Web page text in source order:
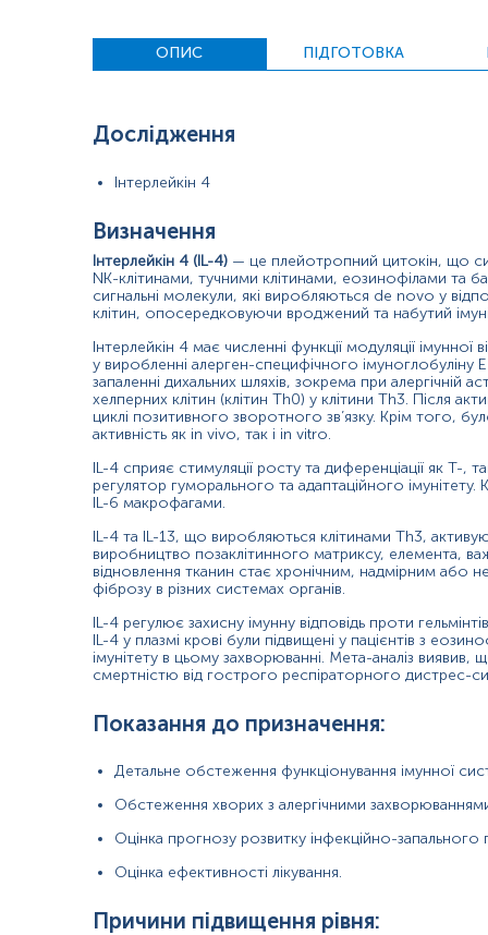
Детальне обстеження функціонування імунної
Оцінка прогнозу розвитку інфекційно-запального
алергічні реакції (бронхіальна астма, атопічний
склеродермія;
хронічний гепатит.
Причини зниження рівня:
злоякісні пухлини;
вірусні та протозойні інфекції.
сироватка крові
Одиниці вимірювання, референтні значення та діапазон
Вранці натщесерце або через 12 годин після
Виключити фізичне та емоційне навантаження
Дітям віком до 1 року не приймати їжу
Дітям віком від 1 до 5 років не приймати їжу
ОПИС ПІДГОТОВКА
Дослідження
Інтерлейкін 4
Визначення
Інтерлейкін 4 (IL-4) — це плейотропний цитокін, що
NK-клітинами, тучними клітинами, еозинофілами та
сигнальні молекули, які виробляються de novo у
клітин, опосередковуючи вроджений та набутий
Інтерлейкін 4 має численні функції модуляції імунної
у виробленні алерген-специфічного імуноглобуліну
запаленні дихальних шляхів, зокрема при алергічній
хелперних клітин (клітин Th0) у клітини Th3. Після
циклі позитивного зворотного зв’язку. Крім того,
активність як in vivo, так і in vitro.
IL-4 сприяє стимуляції росту та диференціації як Т-,
регулятор гуморального та адаптаційного
IL-6 макрофагами.
IL-4 та IL-13, що виробляються клітинами Th3,
виробництво позаклітинного матриксу, елемента,
відновлення тканин стає хронічним, надмірним
фіброзу в різних системах органів.
IL-4 регулює захисну імунну відповідь проти
IL-4 у плазмі крові були підвищені у пацієнтів з
імунітету в цьому захворюванні. Мета-аналіз виявив,
смертністю від гострого респіраторного дистрес-
Показання до призначення:
Детальне обстеження функціонування імунної
Обстеження хворих з алергічними
Оцінка прогнозу розвитку інфекційно-запального
Оцінка ефективності лікування.
Причини підвищення рівня: